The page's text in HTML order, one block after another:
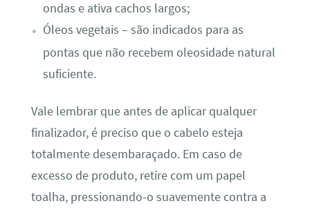
ondas e ativa cachos largos;
Óleos vegetais – são indicados para as
pontas que não recebem oleosidade natural
suficiente.
Vale lembrar que antes de aplicar qualquer
finalizador, é preciso que o cabelo esteja
totalmente desembaraçado. Em caso de
excesso de produto, retire com um papel
toalha, pressionando-o suavemente contra a